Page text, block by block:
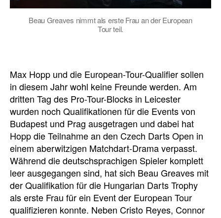
Beau Greaves nimmt als erste Frau an der European
Tour teil.
Max Hopp und die European-Tour-Qualifier sollen
in diesem Jahr wohl keine Freunde werden. Am
dritten Tag des Pro-Tour-Blocks in Leicester
wurden noch Qualifikationen für die Events von
Budapest und Prag ausgetragen und dabei hat
Hopp die Teilnahme an den Czech Darts Open in
einem aberwitzigen Matchdart-Drama verpasst.
Während die deutschsprachigen Spieler komplett
leer ausgegangen sind, hat sich Beau Greaves mit
der Qualifikation für die Hungarian Darts Trophy
als erste Frau für ein Event der European Tour
qualifizieren konnte. Neben Cristo Reyes, Connor